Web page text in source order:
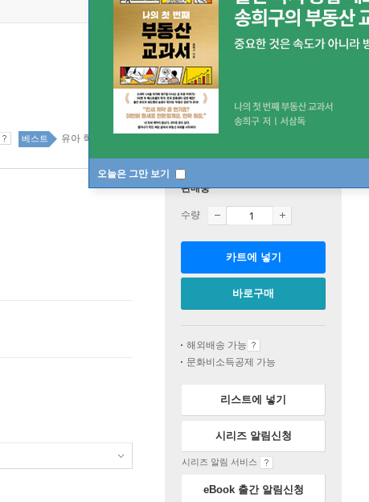
오늘은 그만 보기
베스트 유아 학습 34위
판매중
수량
카트에 넣기
바로구매
해외배송 가능
문화비소득공제 가능
리스트에 넣기
시리즈 알림신청
시리즈 알림 서비스
eBook 출간 알림신청